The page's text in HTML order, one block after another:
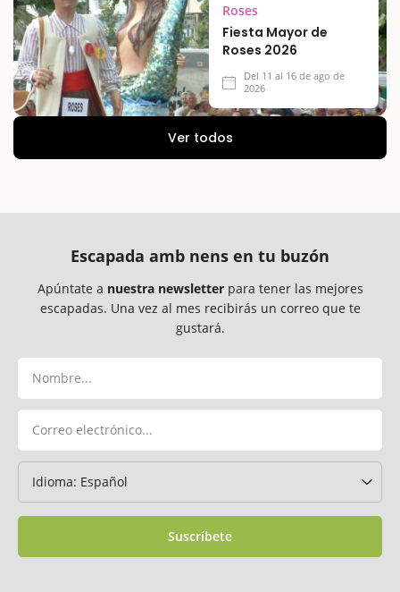
Roses
Fiesta Mayor de
Roses 2026
Del 11 al 16 de ago de
2026
Ver todos
Escapada amb nens en tu buzón
Apúntate a nuestra newsletterpara tener las mejores
escapadas. Una vez al mes recibirás un correo que te
gustará.
Suscríbete